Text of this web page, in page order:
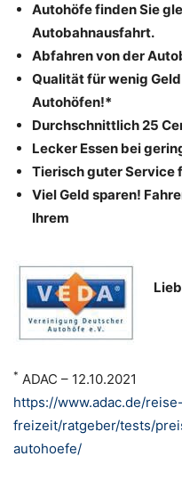
Autohöfe finden Sie
Autobahnausfahrt.
Abfahren von der
Qualität für wenig
Autohöfen!*
Durchschnittlich 25
Lecker Essen bei
Tierisch guter Service
Viel Geld sparen!
Ihrem
* ADAC – 12.10.2021
https://www.adac.de/reise-
freizeit/ratgeber/tests/
autohoefe/